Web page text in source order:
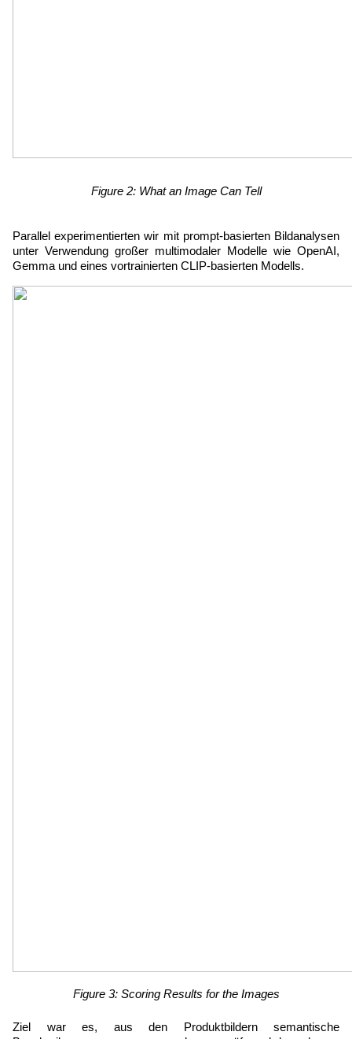
Figure 2: What an Image Can Tell
Parallel experimentierten wir mit prompt-basierten Bildanalysen
unter Verwendung großer multimodaler Modelle wie OpenAI,
Gemma und eines vortrainierten CLIP-basierten Modells.
Figure 3: Scoring Results for the Images
Ziel war es, aus den Produktbildern semantische